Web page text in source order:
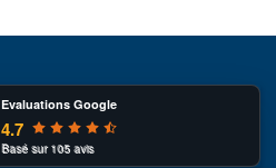
Evaluations Google
4.7
Basé sur105avis